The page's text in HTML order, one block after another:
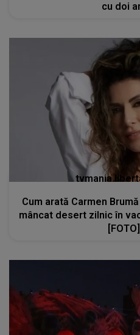
cu doi
Cum arată Carmen
mâncat desert zilnic în
[FOTO]